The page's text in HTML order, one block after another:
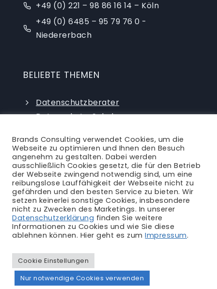
+49 (0) 221 – 98 86 16 14 – Köln
+49 (0) 6485 – 95 79 76 0 -
Niedererbach
BELIEBTE THEMEN
Datenschutzberater
Datenschutz-Schulungen
externer Datenschutzbeauftragter
Ansprechpartner| Blog| Karriere|
Impressum|Datenschutzerklärung|AGB
© Brands Consulting 2011 - 2026 | alle Rechte vorbehalten
Brands Consulting verwendet Cookies, um die
Webseite zu optimieren und Ihnen den Besuch
angenehm zu gestalten. Dabei werden
ausschließlich Cookies gesetzt, die für den Betrieb
der Webseite zwingend notwendig sind, um eine
reibungslose Lauffähigkeit der Webseite nicht zu
gefährden und den besten Service zu bieten. Wir
setzen keinerlei sonstige Cookies, insbesondere
nicht zu Zwecken des Marketings. In unserer
Datenschutzerklärung finden Sie weitere
Informationen zu Cookies und wie Sie diese
ablehnen können. Hier geht es zumImpressum.
Cookie Einstellungen
Nur notwendige Cookies verwenden